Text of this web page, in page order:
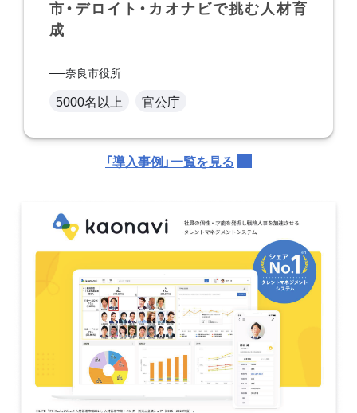
市・デロイト・カオナビで挑む人材育
成
奈良市役所
5000名以上 官公庁
「導入事例」一覧を見る